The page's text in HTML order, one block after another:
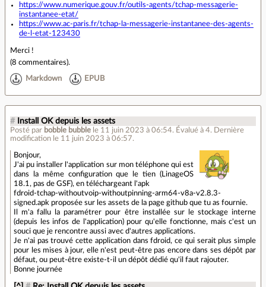
https://www.numerique.gouv.fr/outils-agents/tchap-messagerie-
instantanee-etat/
https://www.ac-paris.fr/tchap-la-messagerie-instantanee-des-agents-
de-l-etat-123430
Merci !
(8 commentaires).
Markdown EPUB
# Install OK depuis les assets
Posté par bobble bubble le 11 juin 2023 à 06:54. Évalué à 4. Dernière
modification le 11 juin 2023 à 06:57.
Bonjour,
J'ai pu installer l'application sur mon téléphone qui est
dans la même configuration que le tien (LinageOS
18.1, pas de GSF), en téléchargeant l'apk
fdroid-tchap-withoutvoip-withoutpinning-arm64-v8a-v2.8.3-
signed.apk proposée sur les assets de la page github que tu as fournie.
Il m'a fallu la paramétrer pour être installée sur le stockage interne
(depuis les infos de l'application) pour qu'elle fonctionne, mais c'est un
souci que je rencontre aussi avec d'autres applications.
Je n'ai pas trouvé cette application dans fdroid, ce qui serait plus simple
pour les mises à jour, elle n'est peut-être pas encore dans ses dépôt par
défaut, ou peut-être existe-t-il un dépôt dédié qu'il faut rajouter.
Bonne journée